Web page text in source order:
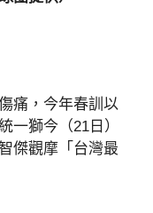
痛，今年春訓以
一獅今（21日）
傑觀摩「台灣最